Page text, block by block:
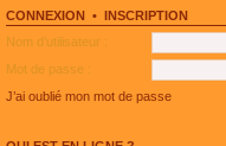
é
c
e
n
t
l
u
s
é
e
u
l
e
l
s
CONNEXION • INSCRIPTION
Nom d’utilisateur :
Mot de passe :
J’ai oublié mon mot de passe